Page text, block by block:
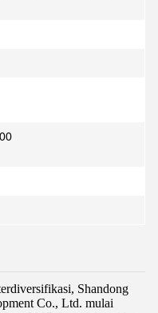
Shandong
Co., Ltd. mulai